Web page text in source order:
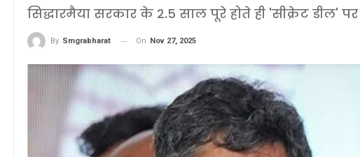
सिद्धारमैया सरकार के 2.5 साल पूरे होते ही 'सीक्रेट डील'
By Smgrabharat On Nov 27, 2025